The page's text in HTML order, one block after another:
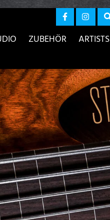
anzeigen
ZUBEHÖR ARTISTS